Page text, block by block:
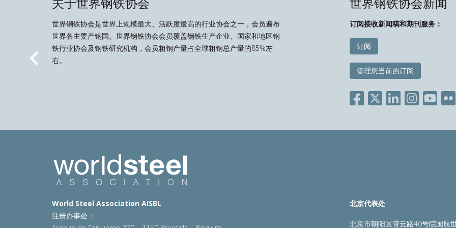
世界钢铁协会是世界上规模最大、活跃度最高的行业协会之一，会员遍布
世界各主要产钢国。世界钢铁协会会员覆盖钢铁生产企业、国家和地区钢
铁行业协会及钢铁研究机构，会员粗钢产量占全球粗钢总产量的85%左
右。
订阅接收新闻稿和期刊服务：
订阅
管理您当前的订阅
Previous
World Steel Association AISBL
注册办事处：
北京代表处
北京市朝阳区霄云路40号院国航